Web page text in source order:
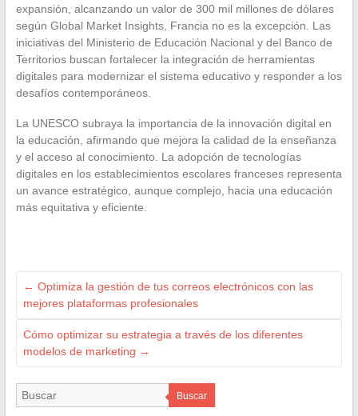
expansión, alcanzando un valor de 300 mil millones de dólares
según Global Market Insights, Francia no es la excepción. Las
iniciativas del Ministerio de Educación Nacional y del Banco de
Territorios buscan fortalecer la integración de herramientas
digitales para modernizar el sistema educativo y responder a los
desafíos contemporáneos.
La UNESCO subraya la importancia de la innovación digital en
la educación, afirmando que mejora la calidad de la enseñanza
y el acceso al conocimiento. La adopción de tecnologías
digitales en los establecimientos escolares franceses representa
un avance estratégico, aunque complejo, hacia una educación
más equitativa y eficiente.
← Optimiza la gestión de tus correos electrónicos con las
mejores plataformas profesionales
Cómo optimizar su estrategia a través de los diferentes
modelos de marketing →
Buscar